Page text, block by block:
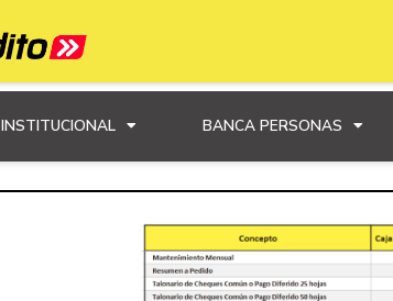
INSTITUCIONAL BANCA PERSONAS